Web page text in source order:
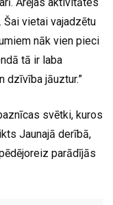
vietai vajadzētu
nāk vien pieci
tā ir laba
dzīvība jāuztur.”
svētki, kuros
Jaunajā derībā,
parādījās